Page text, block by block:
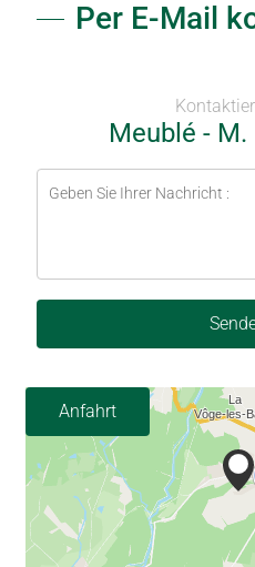
Per E-Mail
Meublé - M.
Anfahrt